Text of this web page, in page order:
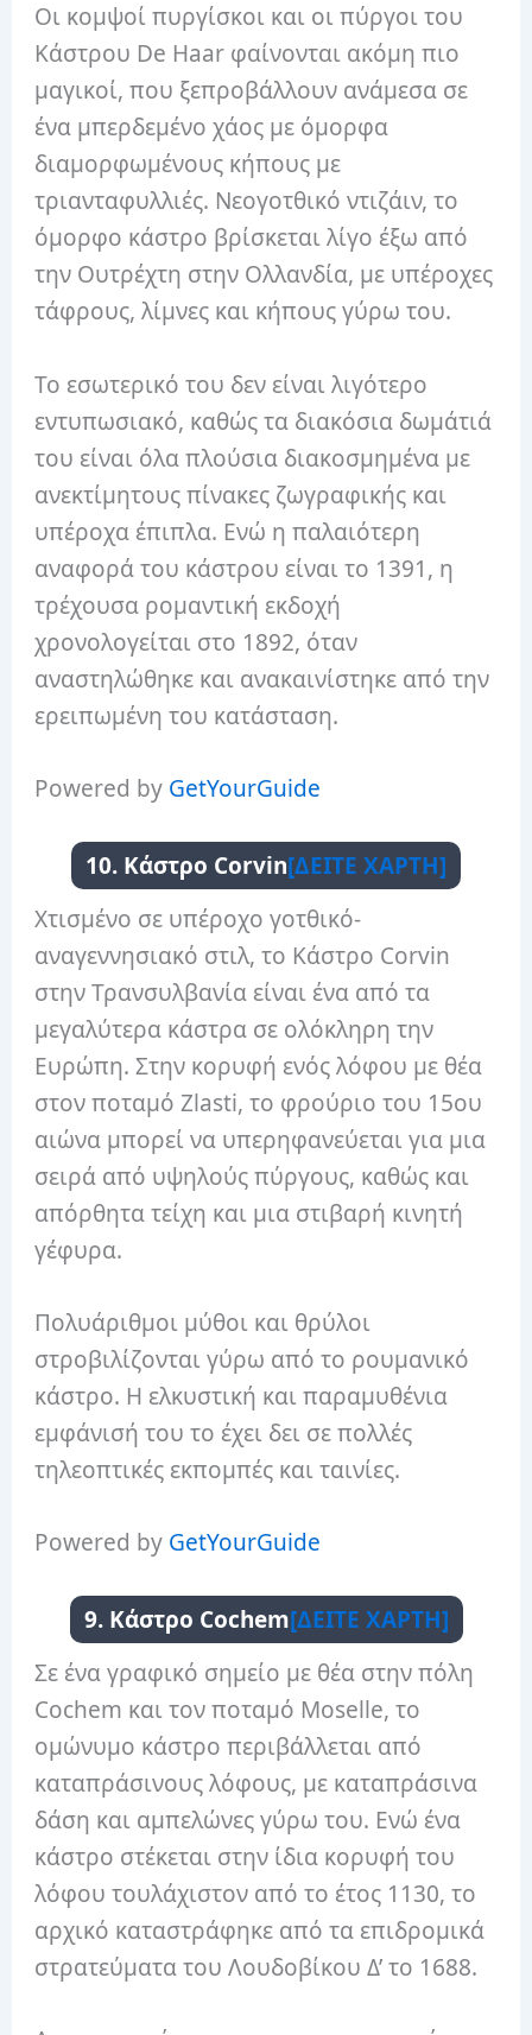
Οι κομψοί πυργίσκοι και οι πύργοι του
Κάστρου De Haar φαίνονται ακόμη πιο
μαγικοί, που ξεπροβάλλουν ανάμεσα σε
ένα μπερδεμένο χάος με όμορφα
διαμορφωμένους κήπους με
τριανταφυλλιές. Νεογοτθικό ντιζάιν, το
όμορφο κάστρο βρίσκεται λίγο έξω από
την Ουτρέχτη στην Ολλανδία, με υπέροχες
τάφρους, λίμνες και κήπους γύρω του.
Το εσωτερικό του δεν είναι λιγότερο
εντυπωσιακό, καθώς τα διακόσια δωμάτιά
του είναι όλα πλούσια διακοσμημένα με
ανεκτίμητους πίνακες ζωγραφικής και
υπέροχα έπιπλα. Ενώ η παλαιότερη
αναφορά του κάστρου είναι το 1391, η
τρέχουσα ρομαντική εκδοχή
χρονολογείται στο 1892, όταν
αναστηλώθηκε και ανακαινίστηκε από την
ερειπωμένη του κατάσταση.
Powered by GetYourGuide
10. Κάστρο Corvin[ΔΕΙΤΕ ΧΑΡΤΗ]
Χτισμένο σε υπέροχο γοτθικό-
αναγεννησιακό στιλ, το Κάστρο Corvin
στην Τρανσυλβανία είναι ένα από τα
μεγαλύτερα κάστρα σε ολόκληρη την
Ευρώπη. Στην κορυφή ενός λόφου με θέα
στον ποταμό Zlasti, το φρούριο του 15ου
αιώνα μπορεί να υπερηφανεύεται για μια
σειρά από υψηλούς πύργους, καθώς και
απόρθητα τείχη και μια στιβαρή κινητή
γέφυρα.
Πολυάριθμοι μύθοι και θρύλοι
στροβιλίζονται γύρω από το ρουμανικό
κάστρο. Η ελκυστική και παραμυθένια
εμφάνισή του το έχει δει σε πολλές
τηλεοπτικές εκπομπές και ταινίες.
Powered by GetYourGuide
9. Κάστρο Cochem[ΔΕΙΤΕ ΧΑΡΤΗ]
Σε ένα γραφικό σημείο με θέα στην πόλη
Cochem και τον ποταμό Moselle, το
ομώνυμο κάστρο περιβάλλεται από
καταπράσινους λόφους, με καταπράσινα
δάση και αμπελώνες γύρω του. Ενώ ένα
κάστρο στέκεται στην ίδια κορυφή του
λόφου τουλάχιστον από το έτος 1130, το
αρχικό καταστράφηκε από τα επιδρομικά
στρατεύματα του Λουδοβίκου Δ’ το 1688.